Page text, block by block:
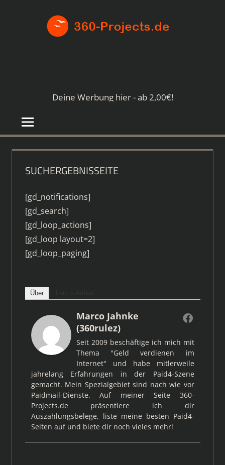
Deine Werbung hier - ab 2,00€!
SUCHERGEBNISSEITE
[gd_notifications]
[gd_search]
[gd_loop_actions]
[gd_loop layout=2]
[gd_loop_paging]
Über
Marco Jahnke
(360rulez)
Seit 2009 beschäftige ich mich mit
Thema "Geld verdienen im
Internet" und habe mitlerweile
jahrelang Erfahrungen in der Paid4-Szene
gemacht. Mein Spezialgebiet sind nach wie vor
Paidmail-Dienste. Auf meiner Seite 360-
Projects.de präsentiere ich dir
Auszahlungsbelege, liste meine besten Paid4-
Seiten auf und biete dir noch vieles mehr!